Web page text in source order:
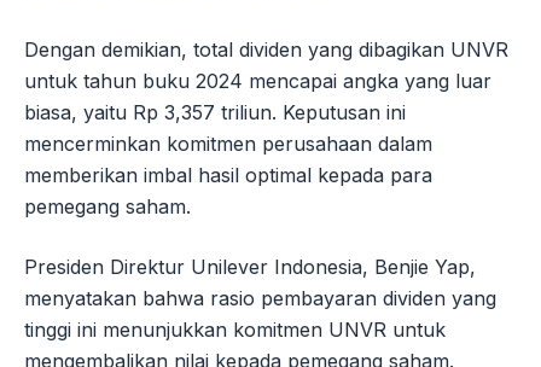
Dengan demikian, total dividen yang dibagikan UNVR
untuk tahun buku 2024 mencapai angka yang luar
biasa, yaitu Rp 3,357 triliun. Keputusan ini
mencerminkan komitmen perusahaan dalam
memberikan imbal hasil optimal kepada para
pemegang saham.
Presiden Direktur Unilever Indonesia, Benjie Yap,
menyatakan bahwa rasio pembayaran dividen yang
tinggi ini menunjukkan komitmen UNVR untuk
mengembalikan nilai kepada pemegang saham.